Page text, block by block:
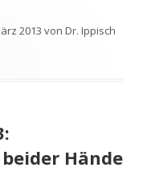
2013 von Dr. Ippisch
Hände